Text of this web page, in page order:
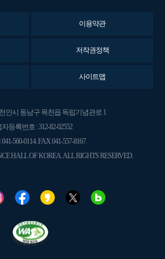
이용약관
저작권정책
사이트맵
안시 동남구 목천읍 독립기념관로 1
등록번호 : 312-82-02552
560-0114. FAX 041-557-8167.
HALL OF KOREA. ALL RIGHTS RESERVED.